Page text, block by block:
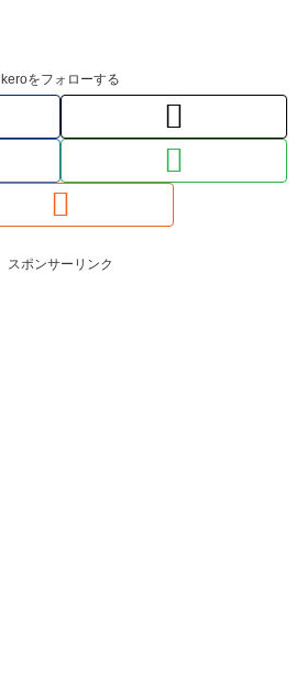
keroをフォローする
スポンサーリンク